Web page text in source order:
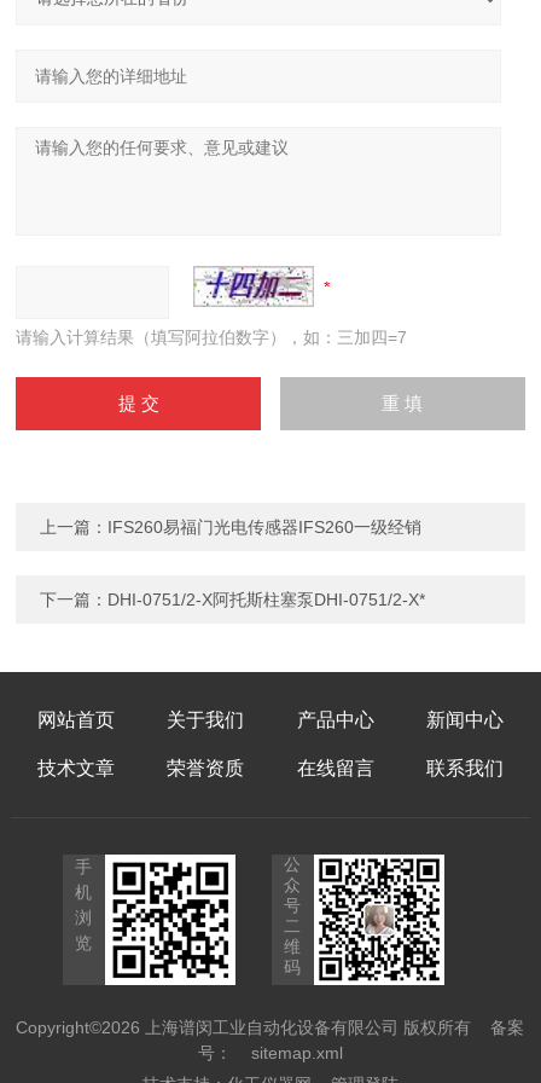
请输入计算结果（填写阿拉伯数字），如：三加四=7
上一篇： IFS260易福门光电传感器IFS260一级经销
下一篇： DHI-0751/2-X阿托斯柱塞泵DHI-0751/2-X*
网站首页 关于我们 产品中心 新闻中心
技术文章 荣誉资质 在线留言 联系我们
手
机
浏
览
公
众
号
二
维
码
Copyright©2026 上海谱闵工业自动化设备有限公司 版权所有备案
号：
sitemap.xml